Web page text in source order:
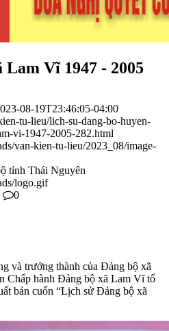
Vĩ 1947 - 2005
08-19T23:46:05-04:00
tu-lieu/lich-su-dang-bo-huyen-
vi-1947-2005-282.html
van-kien-tu-lieu/2023_08/image-
tỉnh Thái Nguyên
logo.gif
0
và trưởng thành của Đảng bộ xã
Chấp hành Đảng bộ xã Lam Vĩ tổ
bản cuốn “Lịch sử Đảng bộ xã